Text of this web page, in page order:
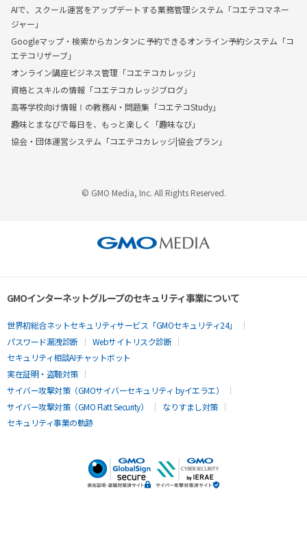
AIで、スクール運営をアップデートする業務管理システム「コエテコマネー
ジャー」
Googleマップ・検索からカンタンに予約できるオンライン予約システム「コ
エテコリザーブ」
オンライン講座ビジネス管理「コエテコカレッジ」
資格とスキルの情報「コエテコカレッジブログ」
高等学校向け情報Ⅰの教務AI・問題集「コエテコStudy」
趣味とまなびで毎日を、もっと楽しく「趣味なび」
協会・団体運営システム「コエテコカレッジ|協会プラン」
© GMO Media, Inc. All Rights Reserved.
GMOインターネットグループのセキュリティ事業について
世界初総合ネットセキュリティサービス「GMOセキュリティ24」
パスワード漏洩診断
Webサイトリスク診断
セキュリティ相談AIチャットボット
実在証明・盗聴対策
サイバー攻撃対策（GMOサイバーセキュリティ byイエラエ）
サイバー攻撃対策（GMO Flatt Security）
なりすまし対策
セキュリティ事業の軌跡